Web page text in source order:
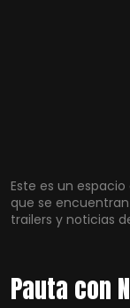
Este es un
que se
trailers y noticias
Pauta con